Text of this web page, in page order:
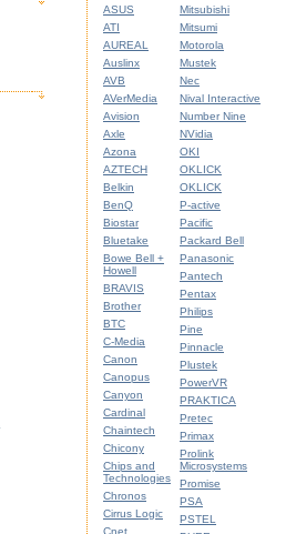
ASUS
ATI
AUREAL
Auslinx
AVB
AVerMedia
Avision
Axle
Azona
AZTECH
Belkin
BenQ
Biostar
Bluetake
Bowe Bell +
Howell
BRAVIS
Brother
BTC
C-Media
Canon
Canopus
Canyon
Cardinal
Chaintech
Chicony
Chips and
Technologies
Chronos
Cirrus Logic
Mitsubishi
Mitsumi
Motorola
Mustek
Nec
Nival Interactive
Number Nine
NVidia
OKI
OKLICK
OKLICK
P-active
Pacific
Packard Bell
Panasonic
Pantech
Pentax
Philips
Pine
Pinnacle
Plustek
PowerVR
PRAKTICA
Pretec
Primax
Prolink
Microsystems
Promise
PSA
PSTEL